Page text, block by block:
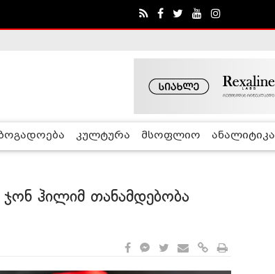
კომისია
კულტურა მსოფლიო ანალიტიკა
ჰილიმ თანამდებობა